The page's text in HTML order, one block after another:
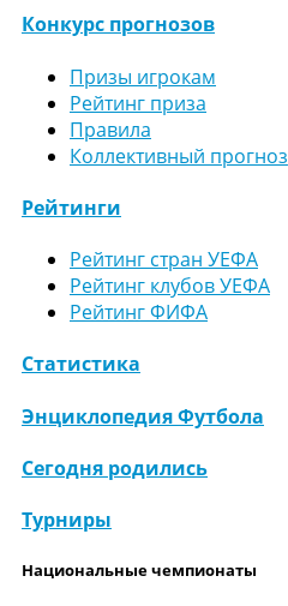
Конкурс прогнозов
Призы игрокам
Рейтинг приза
Правила
Коллективный прогноз
Рейтинги
Рейтинг стран УЕФА
Рейтинг клубов УЕФА
Рейтинг ФИФА
Статистика
Энциклопедия Футбола
Сегодня родились
Турниры
Национальные чемпионаты